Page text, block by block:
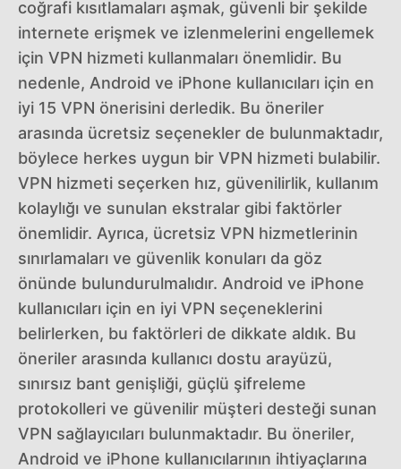
coğrafi kısıtlamaları aşmak, güvenli bir şekilde
internete erişmek ve izlenmelerini engellemek
için VPN hizmeti kullanmaları önemlidir. Bu
nedenle, Android ve iPhone kullanıcıları için en
iyi 15 VPN önerisini derledik. Bu öneriler
arasında ücretsiz seçenekler de bulunmaktadır,
böylece herkes uygun bir VPN hizmeti bulabilir.
VPN hizmeti seçerken hız, güvenilirlik, kullanım
kolaylığı ve sunulan ekstralar gibi faktörler
önemlidir. Ayrıca, ücretsiz VPN hizmetlerinin
sınırlamaları ve güvenlik konuları da göz
önünde bulundurulmalıdır. Android ve iPhone
kullanıcıları için en iyi VPN seçeneklerini
belirlerken, bu faktörleri de dikkate aldık. Bu
öneriler arasında kullanıcı dostu arayüzü,
sınırsız bant genişliği, güçlü şifreleme
protokolleri ve güvenilir müşteri desteği sunan
VPN sağlayıcıları bulunmaktadır. Bu öneriler,
Android ve iPhone kullanıcılarının ihtiyaçlarına